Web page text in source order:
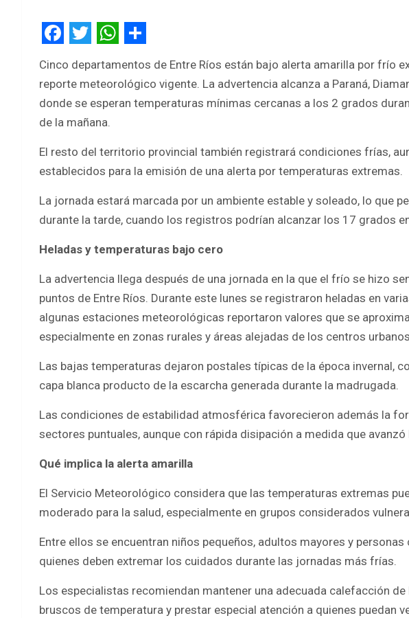
F
a
c
e
b
o
k
T
w
i
t
t
e
W
h
a
t
s
A
p
S
h
a
e
Cinco departamentos de Entre Ríos están bajo alerta amarilla por frío
reporte meteorológico vigente. La advertencia alcanza a Paraná,
donde se esperan temperaturas mínimas cercanas a los 2 grados
de la mañana.
El resto del territorio provincial también registrará condiciones frías,
establecidos para la emisión de una alerta por temperaturas extremas.
La jornada estará marcada por un ambiente estable y soleado, lo que
durante la tarde, cuando los registros podrían alcanzar los 17 grados
Heladas y temperaturas bajo cero
La advertencia llega después de una jornada en la que el frío se hizo
puntos de Entre Ríos. Durante este lunes se registraron heladas en
algunas estaciones meteorológicas reportaron valores que se
especialmente en zonas rurales y áreas alejadas de los centros
Las bajas temperaturas dejaron postales típicas de la época invernal,
capa blanca producto de la escarcha generada durante la madrugada.
Las condiciones de estabilidad atmosférica favorecieron además la
sectores puntuales, aunque con rápida disipación a medida que avanzó
Qué implica la alerta amarilla
El Servicio Meteorológico considera que las temperaturas extremas
moderado para la salud, especialmente en grupos considerados
Entre ellos se encuentran niños pequeños, adultos mayores y
quienes deben extremar los cuidados durante las jornadas más frías.
Los especialistas recomiendan mantener una adecuada calefacción
bruscos de temperatura y prestar especial atención a quienes puedan